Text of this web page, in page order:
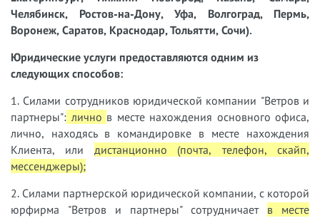
Челябинск, Ростов-на-Дону, Уфа, Волгоград, Пермь,
Воронеж, Саратов, Краснодар, Тольятти, Сочи).
Юридические услуги предоставляются одним из
следующих способов:
1. Силами сотрудников юридической компании "Ветров и
партнеры": лично в месте нахождения основного офиса,
лично, находясь в командировке в месте нахождения
Клиента, или дистанционно (почта, телефон, скайп,
мессенджеры);
2. Силами партнерской юридической компании, с которой
юрфирма "Ветров и партнеры" сотрудничает в месте